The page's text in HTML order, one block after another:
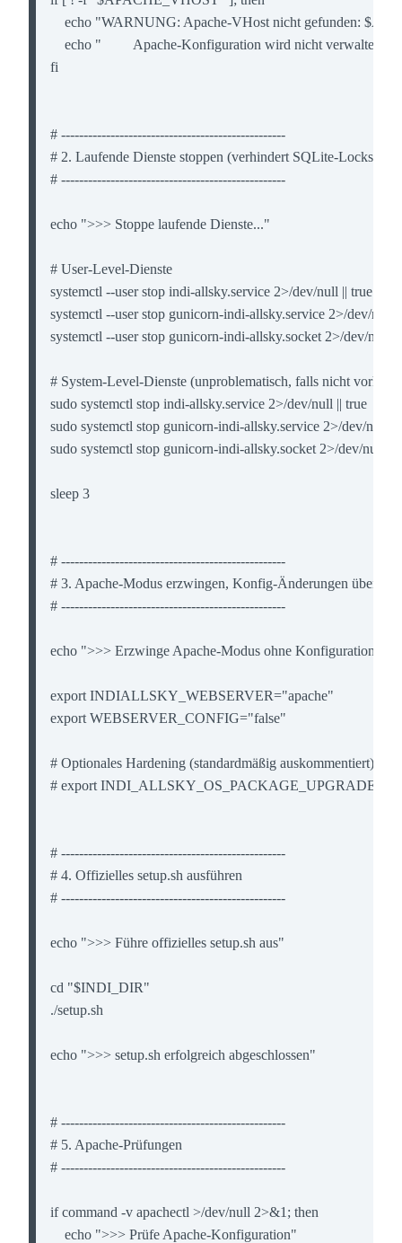
echo "WARNUNG: Apache-VHost nicht gefunden:
    echo "         Apache-Konfiguration wird nicht verwaltet."
fi
# --------------------------------------------------
# 2. Laufende Dienste stoppen (verhindert SQLite-Locks)
# --------------------------------------------------
echo ">>> Stoppe laufende Dienste..."
# User-Level-Dienste
systemctl --user stop indi-allsky.service 2>/dev/null || true
systemctl --user stop gunicorn-indi-allsky.service 2>/dev/null
systemctl --user stop gunicorn-indi-allsky.socket 2>/dev/null ||
# System-Level-Dienste (unproblematisch, falls nicht
sudo systemctl stop indi-allsky.service 2>/dev/null || true
sudo systemctl stop gunicorn-indi-allsky.service 2>/dev/null ||
sudo systemctl stop gunicorn-indi-allsky.socket 2>/dev/null ||
sleep 3
# --------------------------------------------------
# 3. Apache-Modus erzwingen, Konfig-Änderungen
# --------------------------------------------------
echo ">>> Erzwinge Apache-Modus ohne
export INDIALLSKY_WEBSERVER="apache"
export WEBSERVER_CONFIG="false"
# Optionales Hardening (standardmäßig auskommentiert)
# export
# --------------------------------------------------
# 4. Offizielles setup.sh ausführen
# --------------------------------------------------
echo ">>> Führe offizielles setup.sh aus"
cd "$INDI_DIR"
./setup.sh
echo ">>> setup.sh erfolgreich abgeschlossen"
# --------------------------------------------------
# 5. Apache-Prüfungen
# --------------------------------------------------
if command -v apachectl >/dev/null 2>&1; then
    echo ">>> Prüfe Apache-Konfiguration"